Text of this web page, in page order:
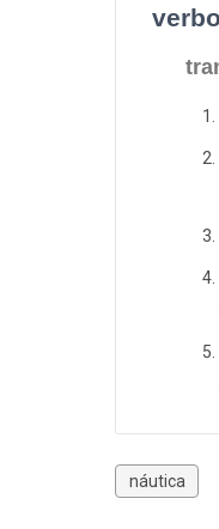
verbo
náutica